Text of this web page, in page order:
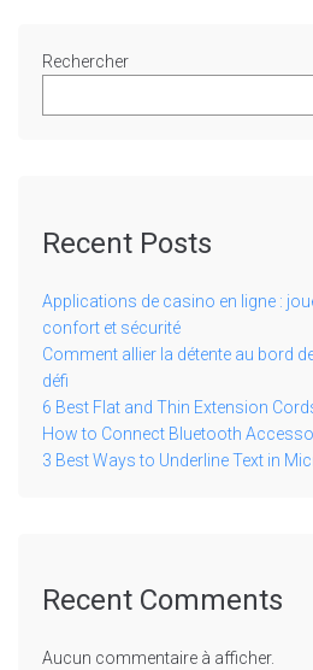
Rechercher
Recent Posts
Applications de casino en ligne :
confort et sécurité
Comment allier la détente au bord
défi
6 Best Flat and Thin Extension
How to Connect Bluetooth
3 Best Ways to Underline Text in
Recent Comments
Aucun commentaire à afficher.